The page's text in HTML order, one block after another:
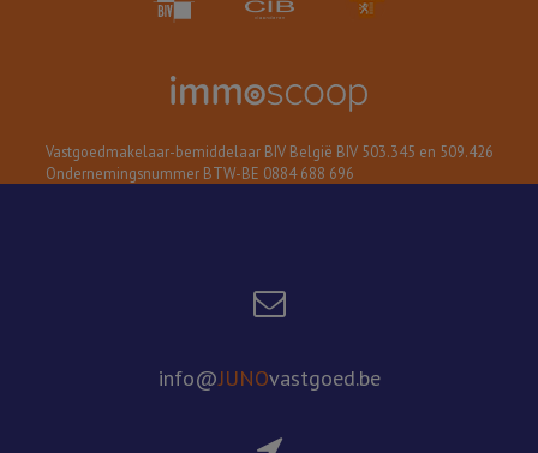
Vastgoedmakelaar-bemiddelaar BIV België BIV 503.345 en 509.426
Ondernemingsnummer BTW-BE 0884 688 696
info@JUNOvastgoed.be